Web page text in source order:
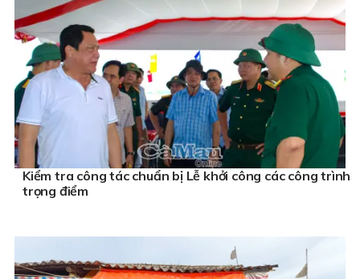
Kiểm tra công tác chuẩn bị Lễ khởi công các công trình
trọng điểm